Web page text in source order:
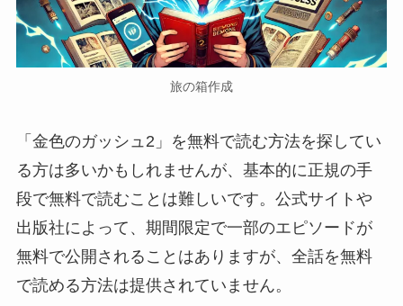
旅の箱作成
「金色のガッシュ2」を無料で読む方法を探してい
る方は多いかもしれませんが、基本的に正規の手
段で無料で読むことは難しいです。公式サイトや
出版社によって、期間限定で一部のエピソードが
無料で公開されることはありますが、全話を無料
で読める方法は提供されていません。